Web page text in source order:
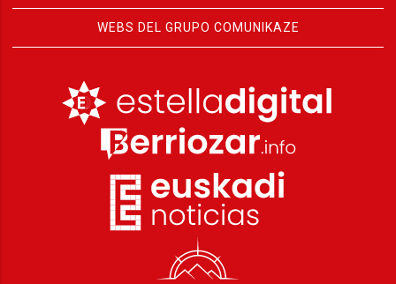
WEBS DEL GRUPO COMUNIKAZE